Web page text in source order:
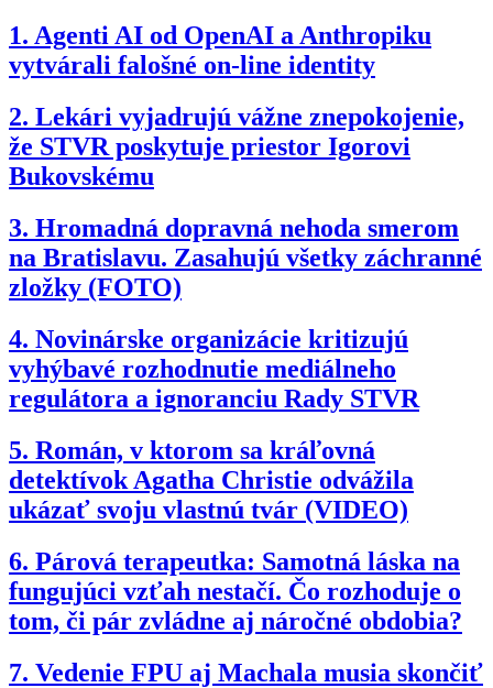
1. Agenti AI od OpenAI a Anthropiku
vytvárali falošné on-line identity
2. Lekári vyjadrujú vážne znepokojenie,
že STVR poskytuje priestor Igorovi
Bukovskému
3. Hromadná dopravná nehoda smerom
na Bratislavu. Zasahujú všetky záchranné
zložky (FOTO)
4. Novinárske organizácie kritizujú
vyhýbavé rozhodnutie mediálneho
regulátora a ignoranciu Rady STVR
5. Román, v ktorom sa kráľovná
detektívok Agatha Christie odvážila
ukázať svoju vlastnú tvár (VIDEO)
6. Párová terapeutka: Samotná láska na
fungujúci vzťah nestačí. Čo rozhoduje o
tom, či pár zvládne aj náročné obdobia?
7. Vedenie FPU aj Machala musia skončiť